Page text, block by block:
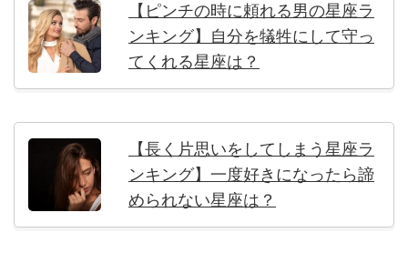
【ピンチの時に頼れる男の星座ラ
ンキング】自分を犠牲にして守っ
てくれる星座は？
【長く片思いをしてしまう星座ラ
ンキング】一度好きになったら諦
められない星座は？